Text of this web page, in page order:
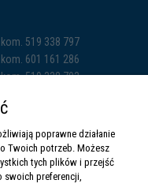
519 338 797
601 161 286
519 338 793
poprawne działanie
Twoich potrzeb. Możesz
tych plików i przejść
preferencji,